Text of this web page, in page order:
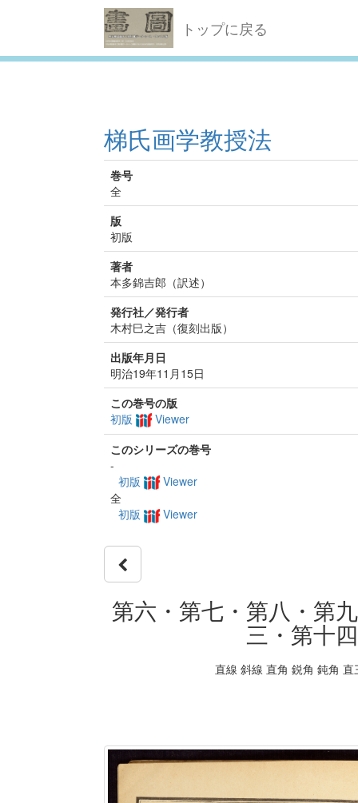
トップに戻る
梯氏画学教授法
巻号
全
版
初版
著者
本多錦吉郎（訳述）
発行社／発行者
木村巳之吉（復刻出版）
出版年月日
明治19年11月15日
この巻号の版
初版
Viewer
このシリーズの巻号
-
初版
Viewer
全
初版
Viewer
第六・第七・第八・第
三・第十
直線 斜線 直角 鋭角 鈍角